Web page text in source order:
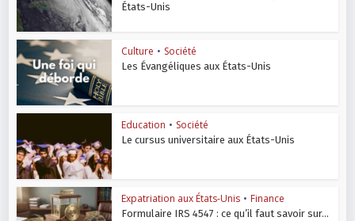
États-Unis
Culture • Société
Les Évangéliques aux États-Unis
Education • Société
Le cursus universitaire aux États-Unis
Expatriation aux États-Unis • Finance
Formulaire IRS 4547 : ce qu’il faut savoir sur...